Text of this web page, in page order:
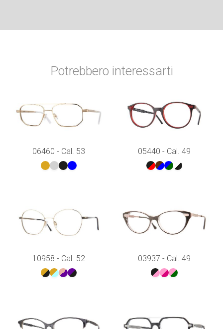
Potrebbero interessarti
06460 - Cal. 53 05440 - Cal. 49
10958 - Cal. 52 03937 - Cal. 49